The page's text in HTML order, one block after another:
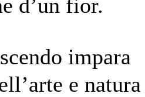
d’un fior.
impara
e